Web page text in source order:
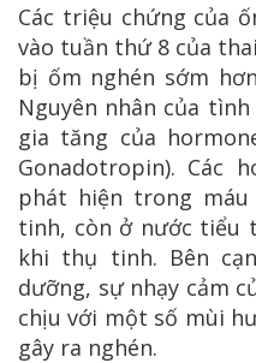
Các triệu chứng của
vào tuần thứ 8 của
bị ốm nghén sớm
Nguyên nhân của
gia tăng của
Gonadotropin). Các
phát hiện trong
tinh, còn ở nước tiểu
khi thụ tinh. Bên
dưỡng, sự nhạy cảm
chịu với một số mùi
gây ra nghén.